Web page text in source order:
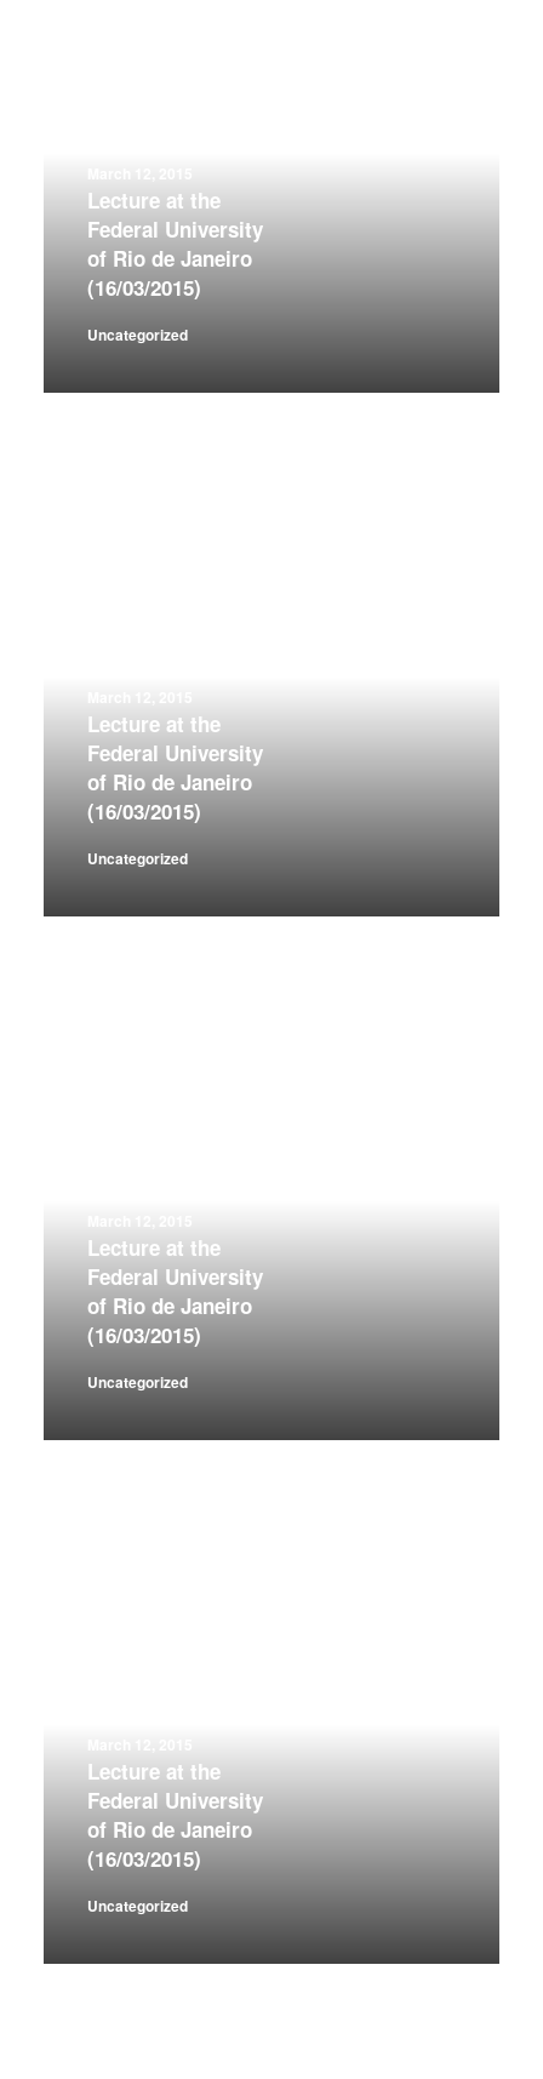
Lecture at the
Federal University
of Rio de Janeiro
(16/03/2015)
Uncategorized
Lecture at the
Federal University
of Rio de Janeiro
(16/03/2015)
Uncategorized
Lecture at the
Federal University
of Rio de Janeiro
(16/03/2015)
Uncategorized
Lecture at the
Federal University
of Rio de Janeiro
(16/03/2015)
Uncategorized